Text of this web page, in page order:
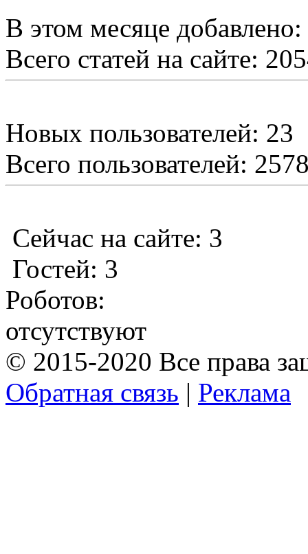
В этом месяце
Всего статей на сайте:
Новых пользователей: 23
Всего пользователей:
Сейчас на сайте: 3
Гостей: 3
Роботов:
отсутствуют
© 2015-2020 Все права
Обратная связь | Реклама